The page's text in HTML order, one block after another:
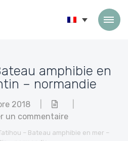
amphibie en
– normandie
2018
un commentaire
– Bateau amphibie en mer –